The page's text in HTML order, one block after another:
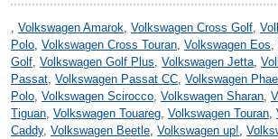
, Volkswagen Amarok, Volkswagen Cross Golf,
Polo, Volkswagen Cross Touran, Volkswagen Eos,
Golf, Volkswagen Golf Plus, Volkswagen Jetta,
Passat, Volkswagen Passat CC, Volkswagen
Polo, Volkswagen Scirocco, Volkswagen Sharan,
Tiguan, Volkswagen Touareg, Volkswagen Touran,
Caddy, Volkswagen Beetle, Volkswagen up!,